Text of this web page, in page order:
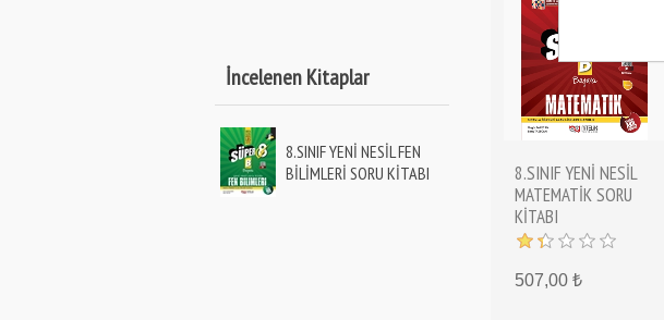
İncelenen Kitaplar
8.SINIF YENİ NESİL FEN
BİLİMLERİ SORU KİTABI
8.SINIF YENİ NESİL
MATEMATİK SORU
KİTABI
507,00 ₺